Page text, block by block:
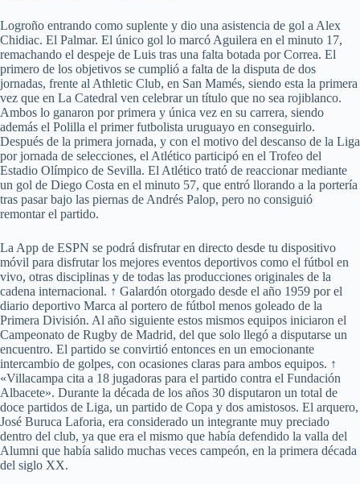
Logroño entrando como suplente y dio una asistencia de gol a Alex
Chidiac. El Palmar. El único gol lo marcó Aguilera en el minuto 17,
remachando el despeje de Luis tras una falta botada por Correa. El
primero de los objetivos se cumplió a falta de la disputa de dos
jornadas, frente al Athletic Club, en San Mamés, siendo esta la primera
vez que en La Catedral ven celebrar un título que no sea rojiblanco.
Ambos lo ganaron por primera y única vez en su carrera, siendo
además el Polilla el primer futbolista uruguayo en conseguirlo.
Después de la primera jornada, y con el motivo del descanso de la Liga
por jornada de selecciones, el Atlético participó en el Trofeo del
Estadio Olímpico de Sevilla. El Atlético trató de reaccionar mediante
un gol de Diego Costa en el minuto 57, que entró llorando a la portería
tras pasar bajo las piernas de Andrés Palop, pero no consiguió
remontar el partido.
La App de ESPN se podrá disfrutar en directo desde tu dispositivo
móvil para disfrutar los mejores eventos deportivos como el fútbol en
vivo, otras disciplinas y de todas las producciones originales de la
cadena internacional. ↑ Galardón otorgado desde el año 1959 por el
diario deportivo Marca al portero de fútbol menos goleado de la
Primera División. Al año siguiente estos mismos equipos iniciaron el
Campeonato de Rugby de Madrid, del que solo llegó a disputarse un
encuentro. El partido se convirtió entonces en un emocionante
intercambio de golpes, con ocasiones claras para ambos equipos. ↑
«Villacampa cita a 18 jugadoras para el partido contra el Fundación
Albacete». Durante la década de los años 30 disputaron un total de
doce partidos de Liga, un partido de Copa y dos amistosos. El arquero,
José Buruca Laforia, era considerado un integrante muy preciado
dentro del club, ya que era el mismo que había defendido la valla del
Alumni que había salido muchas veces campeón, en la primera década
del siglo XX.